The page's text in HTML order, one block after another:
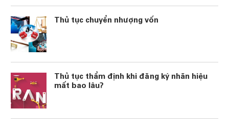
Thủ tục chuyển nhượng vốn
Thủ tục thẩm định khi đăng ký nhãn hiệu
mất bao lâu?